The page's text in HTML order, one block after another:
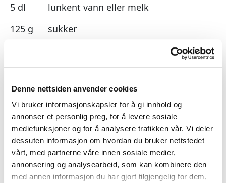
Denne nettsiden anvender cookies
Vi bruker informasjonskapsler for å gi innhold og
annonser et personlig preg, for å levere sosiale
mediefunksjoner og for å analysere trafikken vår. Vi deler
dessuten informasjon om hvordan du bruker nettstedet
vårt, med partnerne våre innen sosiale medier,
annonsering og analysearbeid, som kan kombinere den
med annen informasjon du har gjort tilgjengelig for dem,
5 dl
lunkent vann eller melk
125 g
sukker
50 g
gjær
2 ts
kardemomme
1 ts
salt
1 pk
ferdig vaniljekrem
5 stk
epler